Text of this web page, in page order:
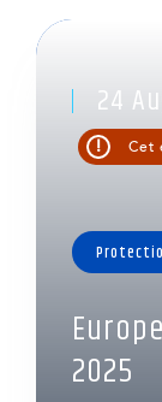
24
! Cet
2025